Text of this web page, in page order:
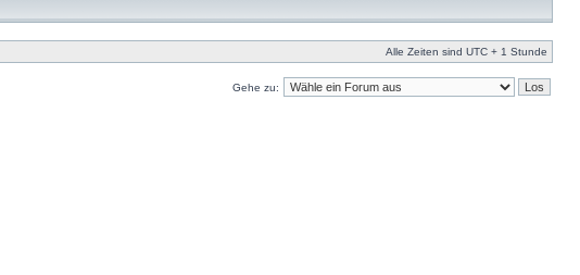
Alle Zeiten sind UTC + 1 Stunde
Gehe zu: